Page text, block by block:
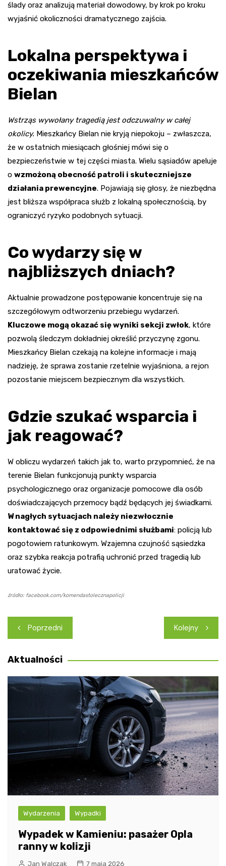
ślady oraz analizują materiał dowodowy, by krok po kroku
wyjaśnić okoliczności dramatycznego zajścia.
Lokalna perspektywa i
oczekiwania mieszkańców
Bielan
Wstrząs wywołany tragedią jest odczuwalny w całej
okolicy. Mieszkańcy Bielan nie kryją niepokoju – zwłaszcza,
że w ostatnich miesiącach głośniej mówi się o
bezpieczeństwie w tej części miasta. Wielu sąsiadów apeluje
o wzmożoną obecność patroli i skuteczniejsze
działania prewencyjne. Pojawiają się głosy, że niezbędna
jest bliższa współpraca służb z lokalną społecznością, by
ograniczyć ryzyko podobnych sytuacji.
Co wydarzy się w
najbliższych dniach?
Aktualnie prowadzone postępowanie koncentruje się na
szczegółowym odtworzeniu przebiegu wydarzeń.
Kluczowe mogą okazać się wyniki sekcji zwłok, które
pozwolą śledczym dokładniej określić przyczynę zgonu.
Mieszkańcy Bielan czekają na kolejne informacje i mają
nadzieję, że sprawa zostanie rzetelnie wyjaśniona, a rejon
pozostanie miejscem bezpiecznym dla wszystkich.
Gdzie szukać wsparcia i
jak reagować?
W obliczu wydarzeń takich jak to, warto przypomnieć, że na
terenie Bielan funkcjonują punkty wsparcia
psychologicznego oraz organizacje pomocowe dla osób
doświadczających przemocy bądź będących jej świadkami.
W nagłych sytuacjach należy niezwłocznie
kontaktować się z odpowiednimi służbami: policją lub
pogotowiem ratunkowym. Wzajemna czujność sąsiedzka
oraz szybka reakcja potrafią uchronić przed tragedią lub
uratować życie.
źródło: facebook.com/komendastolecznapolicji
Nawigacja
wpisu
Poprzedni Kolejny
Aktualności
Wydarzenia Wypadki
Wypadek w Kamieniu: pasażer Opla
ranny w kolizji
Jan Walczak 7 maja 2026